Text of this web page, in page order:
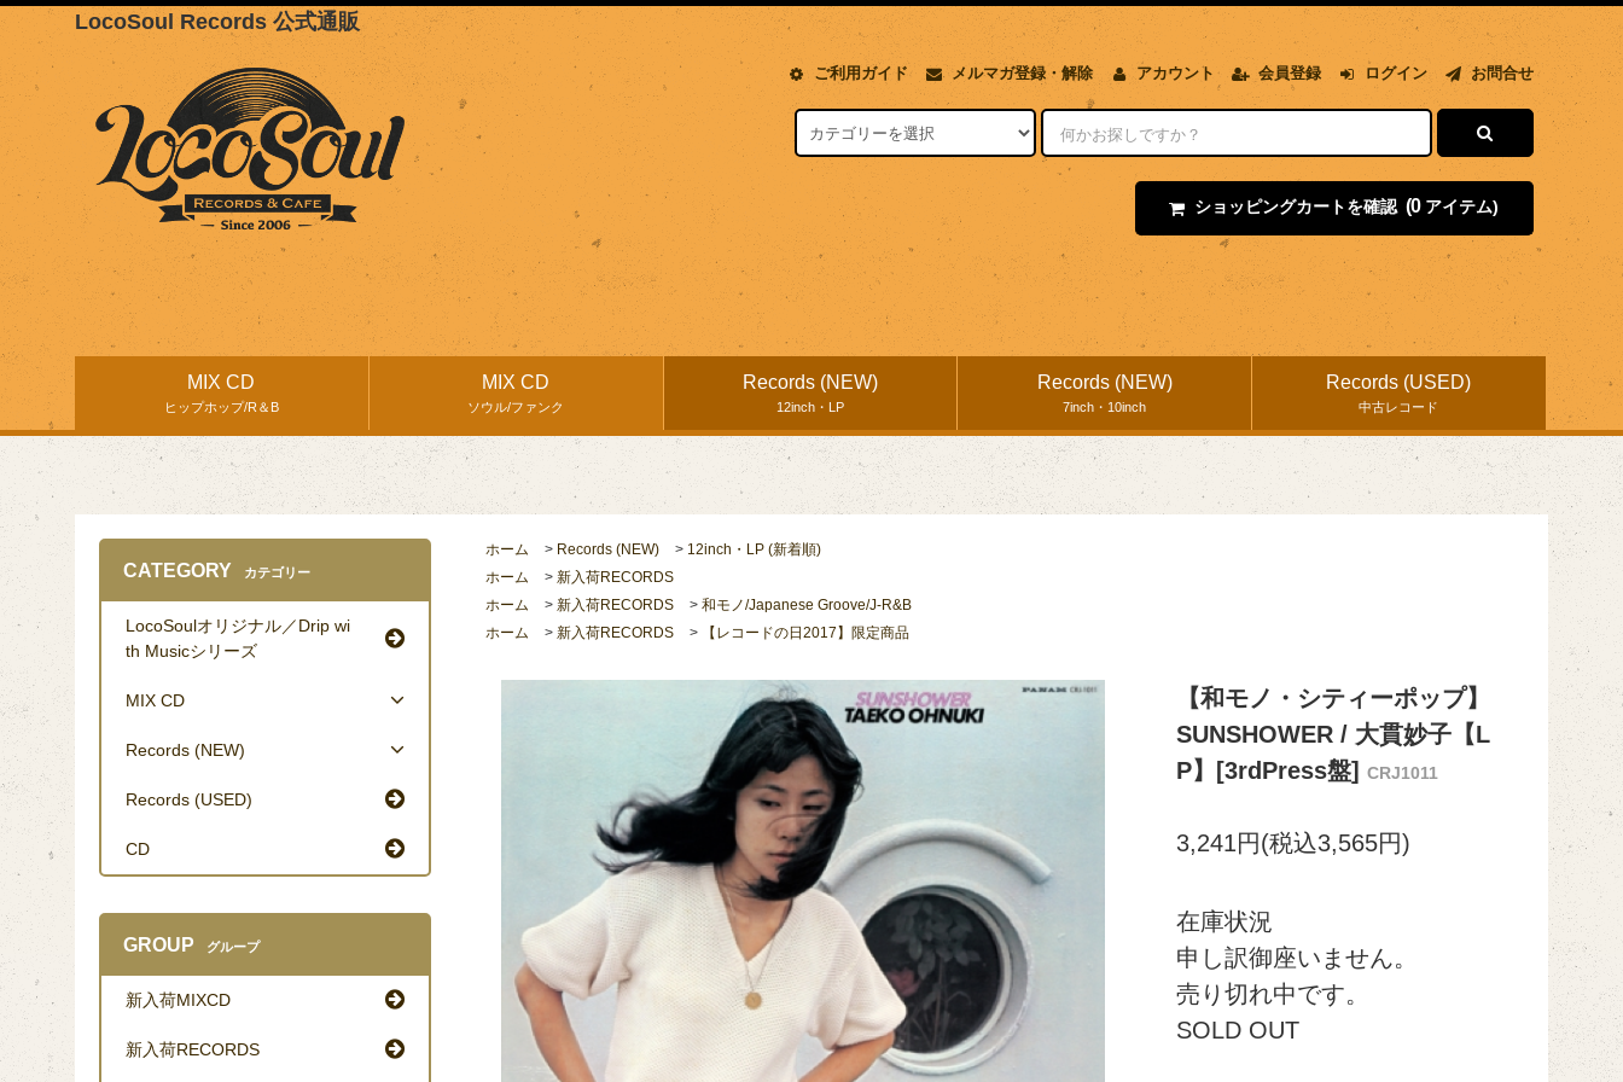
LocoSoul Records 公式通販
ご利用ガイド メルマガ登録・解除 アカウント 会員登録 ログイン お問合せ
ショッピングカートを確認 (0 アイテム)
MIX CD
ヒップホップ/R＆B
MIX CD
ソウル/ファンク
Records (NEW)
12inch・LP
Records (NEW)
7inch・10inch
Records (USED)
中古レコード
ホーム > Records (NEW) > 12inch・LP (新着順)
ホーム
> 新入荷RECORDS
ホーム
> 新入荷RECORDS > 和モノ/Japanese Groove/J-R&B
ホーム
> 新入荷RECORDS > 【レコードの日2017】限定商品
【和モノ・シティーポップ】
SUNSHOWER / 大貫妙子【L
P】[3rdPress盤]
CRJ1011
3,241円(税込3,565円)
在庫状況
申し訳御座いません。
売り切れ中です。
SOLD OUT
CATEGORY カテゴリー
LocoSoulオリジナル／Drip wi
th Musicシリーズ
MIX CD
Records (NEW)
Records (USED)
CD
GROUP グループ
新入荷MIXCD
新入荷RECORDS